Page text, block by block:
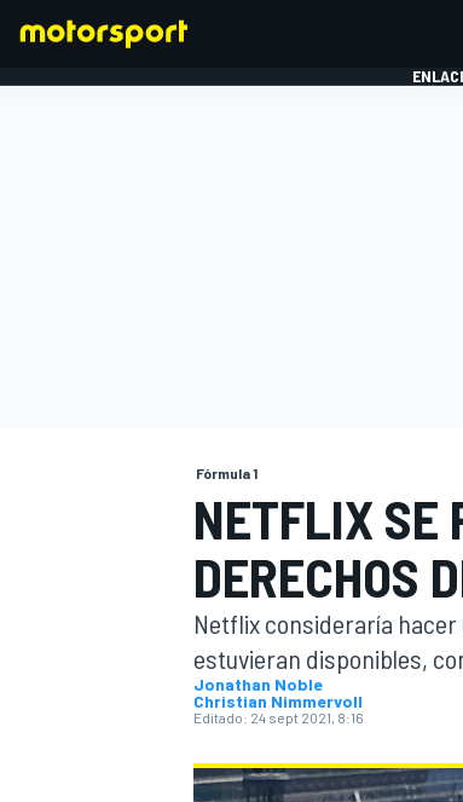
Fórmula 1
NETFLIX SE
DERECHOS
Netflix consideraría hacer
estuvieran disponibles,
Jonathan Noble
Christian Nimmervoll
Editado: 24 sept 2021, 8:16